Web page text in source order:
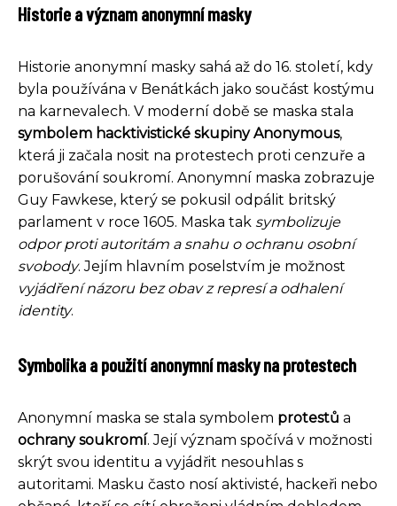
Historie a význam anonymní masky
Historie anonymní masky sahá až do 16. století, kdy
byla používána v Benátkách jako součást kostýmu
na karnevalech. V moderní době se maska stala
symbolem hacktivistické skupiny Anonymous,
která ji začala nosit na protestech proti cenzuře a
porušování soukromí. Anonymní maska zobrazuje
Guy Fawkese, který se pokusil odpálit britský
parlament v roce 1605. Maska tak symbolizuje
odpor proti autoritám a snahu o ochranu osobní
svobody. Jejím hlavním poselstvím je možnost
vyjádření názoru bez obav z represí a odhalení
identity.
Symbolika a použití anonymní masky na protestech
Anonymní maska se stala symbolem protestů a
ochrany soukromí. Její význam spočívá v možnosti
skrýt svou identitu a vyjádřit nesouhlas s
autoritami. Masku často nosí aktivisté, hackeři nebo